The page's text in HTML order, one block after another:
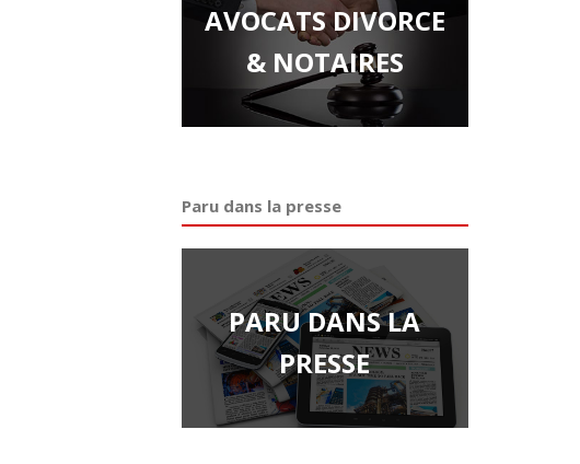
AVOCATS DIVORCE
& NOTAIRES
Paru dans la presse
PARU DANS LA
PRESSE